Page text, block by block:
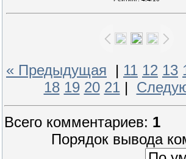
« Предыдущая | 11 12 13
18 19 20 21|
Всего комментариев: 1
Порядок вывода